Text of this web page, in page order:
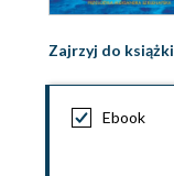
Zajrzyj do książki
Ebook